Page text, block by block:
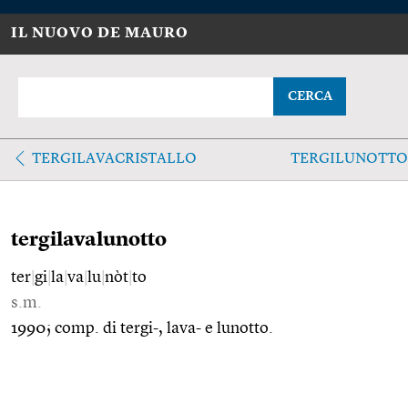
IL NUOVO DE MAURO
CERCA
TERGILAVACRISTALLO TERGILUNOTTO
tergilavalunotto
ter gi la va lu nòt to
s.m.
1990; comp. di tergi-, lava- e lunotto.